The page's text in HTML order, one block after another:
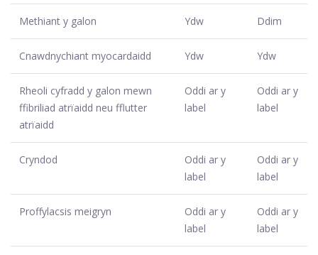
Methiant y galon Ydw Ddim
Cnawdnychiant myocardaidd Ydw Ydw
Rheoli cyfradd y galon mewn
ffibriliad atrïaidd neu fflutter
atrïaidd
Oddi ar y
label
Oddi ar y
label
Cryndod
Oddi ar y
label
Oddi ar y
label
Proffylacsis meigryn
Oddi ar y
label
Oddi ar y
label